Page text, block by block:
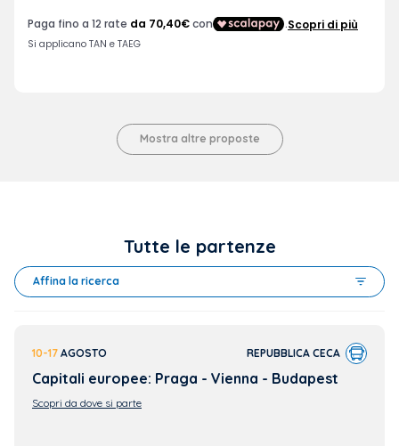
Mostra altre proposte
Tutte le partenze
Affina la ricerca
10-17 AGOSTO REPUBBLICA CECA
Capitali europee: Praga - Vienna - Budapest
Scopri da dove si parte